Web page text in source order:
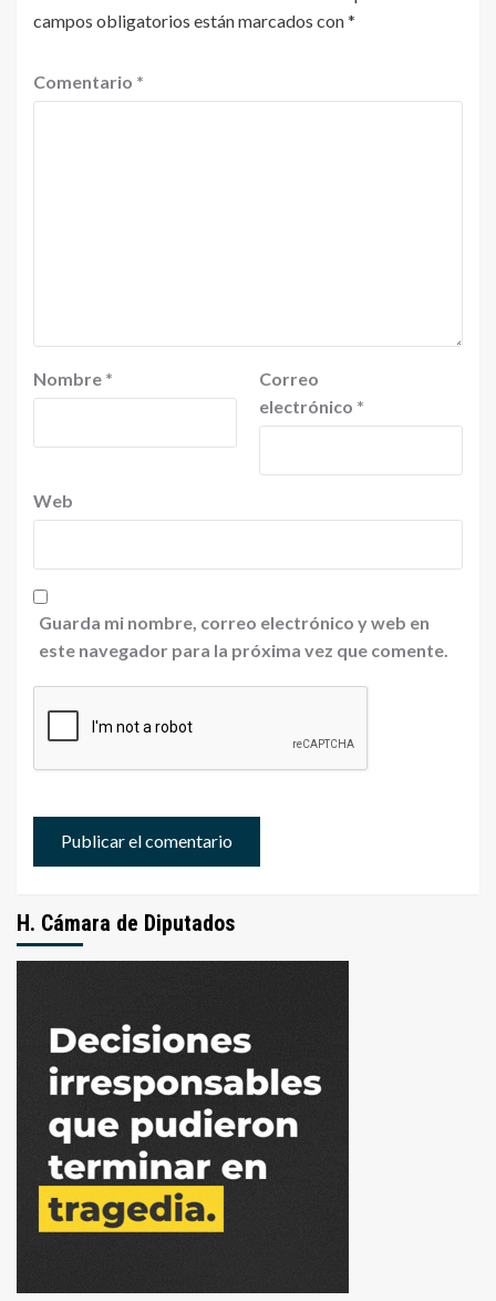
campos obligatorios están marcados con*
Comentario *
Nombre *
Correo
electrónico *
Web
Guarda mi nombre, correo electrónico y web en
este navegador para la próxima vez que comente.
H. Cámara de Diputados